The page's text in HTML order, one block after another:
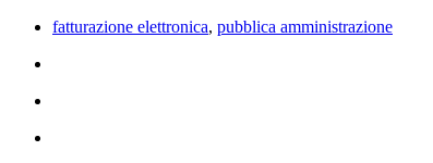
fatturazione elettronica, pubblica amministrazione